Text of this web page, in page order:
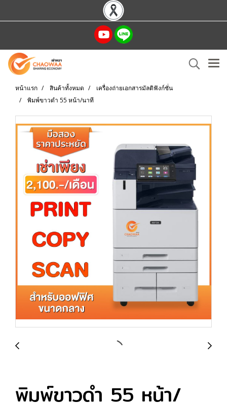
หน้าแรก สินค้าทั้งหมด
เครื่องถ่ายเอกสารมัลติฟังก์ชั่น
พิมพ์ขาวดำ 55 หน้า/นาที
พิมพ์ขาวดำ 55 หน้า/